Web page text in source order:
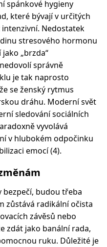
spánkové hygieny
které bývají v určitých
Nedostatek
stresového hormonu
„brzda“
správně
je tak naprosto
se ženský rytmus
dráhu. Moderní svět
sledování sociálních
vyvolává
v hlubokém odpočinku
emocí (4).
bezpečí, budou třeba
zůstává radikální očista
závěsů nebo
zdát jako banální rada,
ruku. Důležité je